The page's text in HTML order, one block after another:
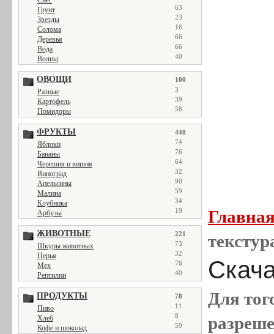
Грунт 63
Звезды 23
Солома 16
Деревья 66
Вода 66
Волны 40
ОВОЩИ 100
Разные 3
Картофель 39
Помидоры 58
ФРУКТЫ 448
Яблоки 74
Бананы 76
Черешня и вишня 64
Виноград 32
Апельсины 90
Малина 59
Клубника 34
Арбузы 19
ЖИВОТНЫЕ 221
Шкуры животных 73
Перья 32
Мех 76
Рептилии 40
ПРОДУКТЫ 78
Пиво 11
Хлеб 8
Кофе и шоколад 59
Для